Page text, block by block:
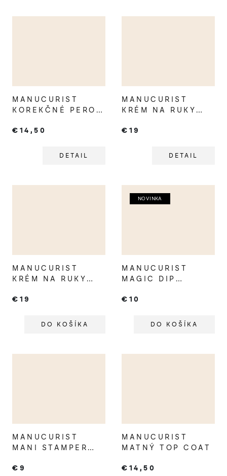
MANUCURIST
KOREKČNÉ PERO
€14,50
DETAIL
MANUCURIST
KRÉM NA RUKY
€19
DETAIL
MANUCURIST
KRÉM NA RUKY
DAMANSCÉNSKA
€19
DO KOŠÍKA
NOVINKA
MANUCURIST
MAGIC DIP
€10
DO KOŠÍKA
MANUCURIST
MANI STAMPER
MANIKÚRU
€9
MANUCURIST
MATNÝ TOP COAT
€14,50